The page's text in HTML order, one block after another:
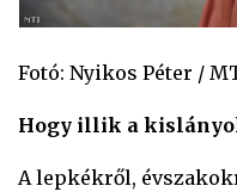
Fotó: Nyikos Péter /
Hogy illik a
A lepkékről,